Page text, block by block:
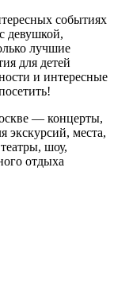
событиях
девушкой,
лучшие
для детей
и интересные
— концерты,
экскурсий, места,
шоу,
отдыха